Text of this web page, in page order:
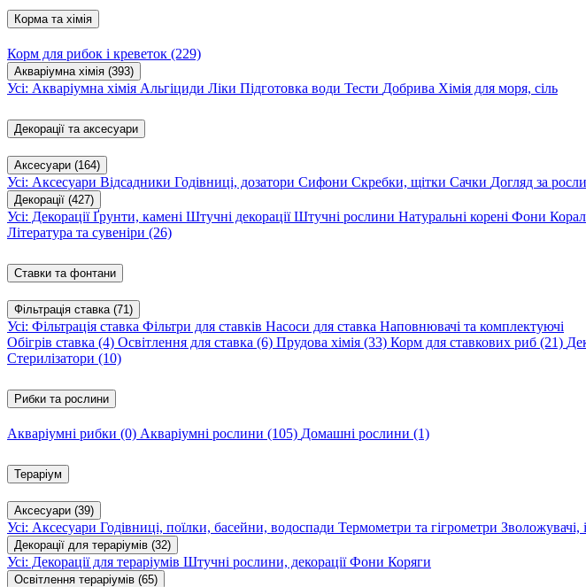
Корма та хімія
Корм для рибок і креветок (229)
Акваріумна хімія (393)
Усі: Акваріумна хімія Альгіциди Ліки Підготовка води Тести Добрива Хімія для моря, сіль
Декорації та аксесуари
Аксесуари (164)
Усі: Аксесуари Відсадники Годівниці, дозатори Сифони Скребки, щітки Сачки Догляд за
Декорації (427)
Усі: ДекораціїҐрунти, камені Штучні декораціїШтучні рослини Натуральні корені Фони
Література та сувеніри (26)
Ставки та фонтани
Фільтрація ставка (71)
Усі: Фільтрація ставка Фільтри для ставків Насоси для ставка Наповнювачі та комплектуючі
Обігрів ставка (4) Освітлення для ставка (6) Прудова хімія (33) Корм для ставкових риб (21)
Стерилізатори (10)
Рибки та рослини
Акваріумні рибки (0) Акваріумні рослини (105) Домашні рослини (1)
Тераріум
Аксесуари (39)
Усі: Аксесуари Годівниці, поїлки, басейни, водоспади Термометри та гігрометри Зволожувачі,
Декорації для тераріумів (32)
Усі: Декорації для тераріумів Штучні рослини, декораціїФони Коряги
Освітлення тераріумів (65)